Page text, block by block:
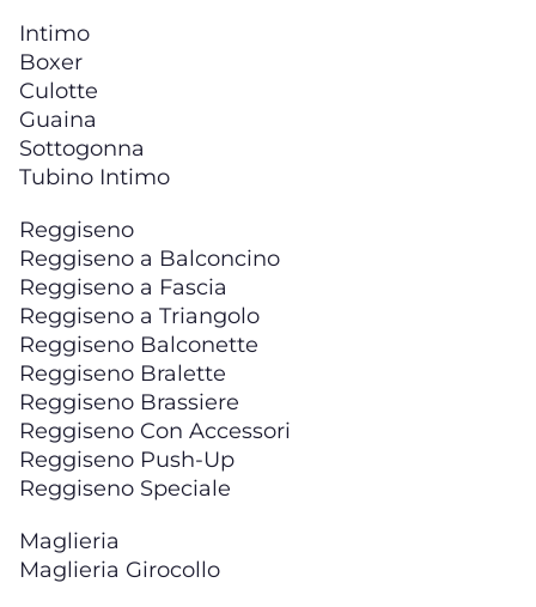
Intimo
Boxer
Culotte
Guaina
Sottogonna
Tubino Intimo
Reggiseno
Reggiseno a Balconcino
Reggiseno a Fascia
Reggiseno a Triangolo
Reggiseno Balconette
Reggiseno Bralette
Reggiseno Brassiere
Reggiseno Con Accessori
Reggiseno Push-Up
Reggiseno Speciale
Maglieria
Maglieria Girocollo